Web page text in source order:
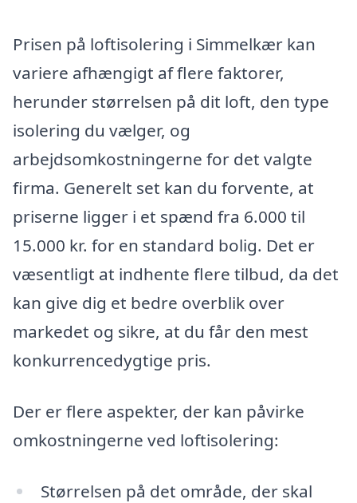
Prisen på loftisolering i Simmelkær kan
variere afhængigt af flere faktorer,
herunder størrelsen på dit loft, den type
isolering du vælger, og
arbejdsomkostningerne for det valgte
firma. Generelt set kan du forvente, at
priserne ligger i et spænd fra 6.000 til
15.000 kr. for en standard bolig. Det er
væsentligt at indhente flere tilbud, da det
kan give dig et bedre overblik over
markedet og sikre, at du får den mest
konkurrencedygtige pris.
Der er flere aspekter, der kan påvirke
omkostningerne ved loftisolering:
Størrelsen på det område, der skal